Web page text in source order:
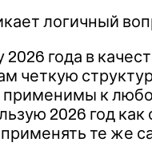
логичный
2026 года в
четкую
к
2026 год
те же